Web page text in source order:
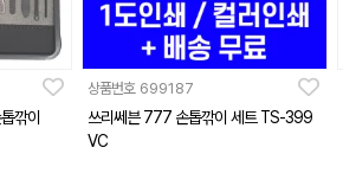
깎이
상품번호 699187
쓰리쎄븐 777 손톱깎이 세트 TS-399
VC